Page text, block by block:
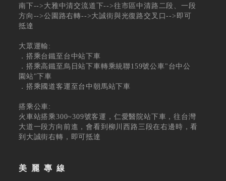
南下-->大雅中清交流道下-->往市區中清路二段、一段
方向-->公園路右轉-->大誠街與光復路交叉口-->即可
抵達
大眾運輸:
．搭乘台鐵至台中站下車
．搭乘高鐵至烏日站下車轉乘統聯159號公車"台中公
園站"下車
．搭乘國道客運至台中朝馬站下車
搭乘公車:
火車站搭乘300~309號客運，仁愛醫院站下車，往台灣
大道一段方向前進，會看到柳川西路三段在右邊時，看
到大誠街右轉，即可抵達
美麗專線